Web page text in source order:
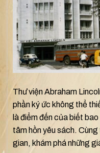
Thư viện Abraham
phần ký ức không thể
là điểm đến của biết
tâm hồn yêu sách.
gian, khám phá những